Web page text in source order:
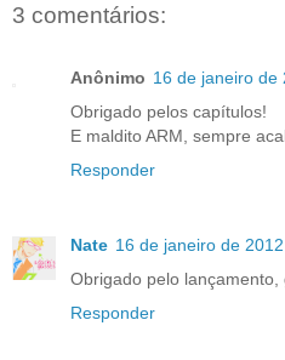
3 comentários:
Anônimo 16 de janeiro de
Obrigado pelos capítulos!
E maldito ARM, sempre
Responder
Nate 16 de janeiro de
Obrigado pelo lançamento,
Responder